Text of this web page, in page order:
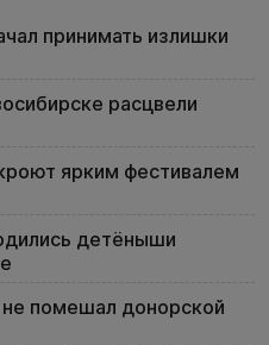
принимать излишки
расцвели
ярким фестивалем
детёныши
не помешал донорской